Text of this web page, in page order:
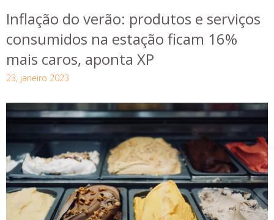
Inflação do verão: produtos e serviços
consumidos na estação ficam 16%
mais caros, aponta XP
23, janeiro 2023